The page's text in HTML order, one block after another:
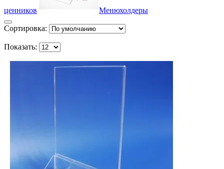
ценников Менюхолдеры
Сортировка:
Показать: